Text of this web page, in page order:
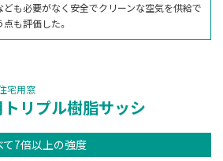
も必要がなく安全でクリーンな空気を供給で
も評価した。
宅用窓
リプル樹脂サッシ
7倍以上の強度